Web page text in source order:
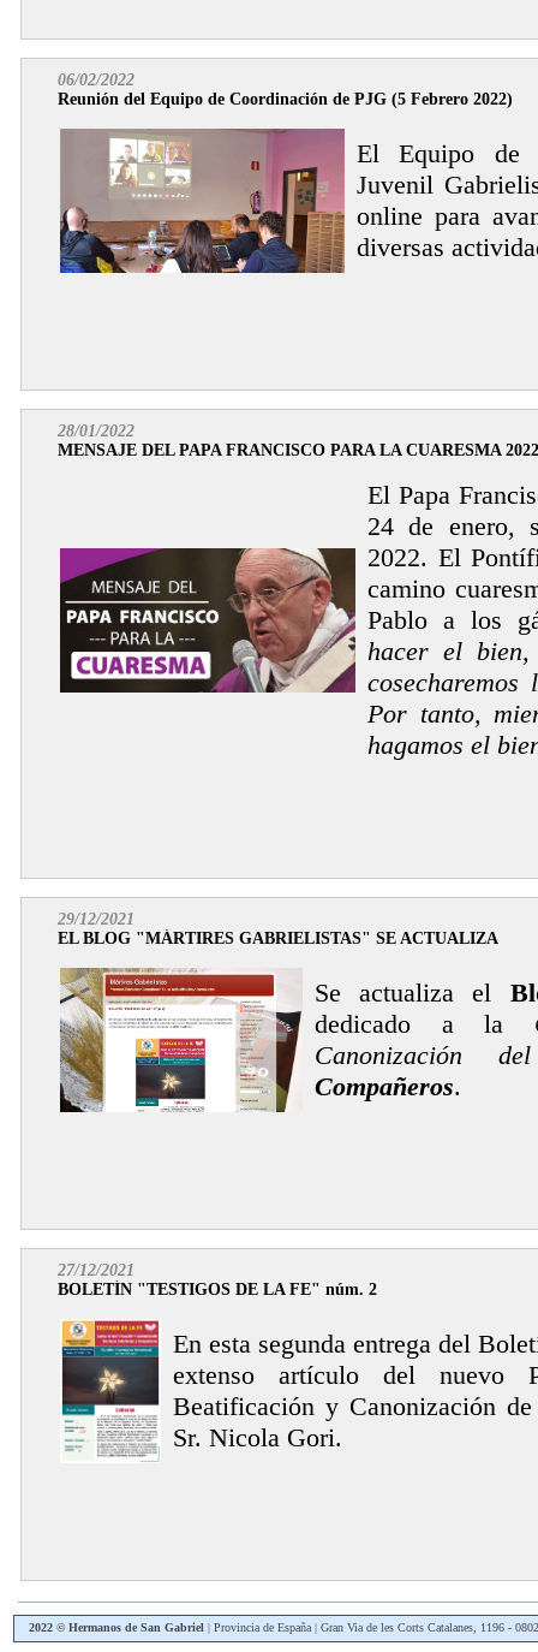
06/02/2022
Reunión del Equipo de Coordinación de PJG (5 Febrero 2022)
El Equipo de
Juvenil
online para
diversas
28/01/2022
MENSAJE DEL PAPA FRANCISCO PARA LA CUARESMA 2022
El Papa
24 de enero,
2022. El
camino
Pablo a los
hacer el bien,
Por tanto,
hagamos el
29/12/2021
EL BLOG "MÁRTIRES GABRIELISTAS" SE ACTUALIZA
Se actualiza el
dedicado a la
Canonización
Compañeros.
27/12/2021
BOLETÍN "TESTIGOS DE LA FE" núm. 2
En esta segunda entrega del
extenso artículo del nuevo
Beatificación y Canonización
Sr. Nicola Gori.
2022 © Hermanos de San Gabriel | Provincia de España | Gran Via de les Corts Catalanes, 1196 -